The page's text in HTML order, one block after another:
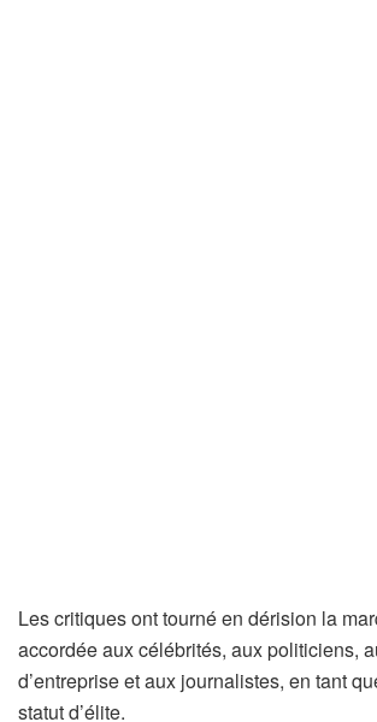
Les critiques ont tourné en dérision la
accordée aux célébrités, aux politiciens,
d’entreprise et aux journalistes, en tant
statut d’élite.